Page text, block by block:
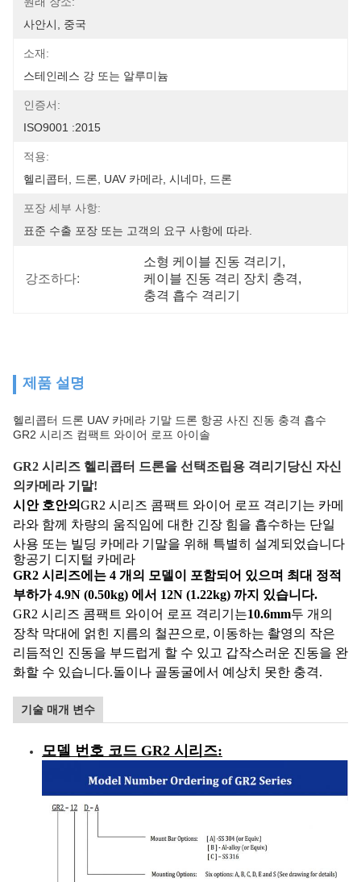
사안시, 중국
소재:
스테인레스 강 또는 알루미늄
인증서:
ISO9001 :2015
적용:
헬리콥터, 드론, UAV 카메라, 시네마, 드론
포장 세부 사항:
표준 수출 포장 또는 고객의 요구 사항에 따라.
강조하다:
소형 케이블 진동 격리기 ,
케이블 진동 격리 장치 충격,
충격 흡수 격리기
제품 설명
헬리콥터 드론 UAV 카메라 기말 드론 항공 사진 진동 충격 흡수
GR2 시리즈 컴팩트 와이어 로프 아이솔
GR2 시리즈 헬리콥터 드론을 선택조립용 격리기 당신 자신
의 카메라 기말!
시안 호안의 GR2 시리즈 콤팩트 와이어 로프 격리기는 카메
라와 함께 차량의 움직임에 대한 긴장 힘을 흡수하는 단일
사용 또는 빌딩 카메라 기말을 위해 특별히 설계되었습니다
항공기 디지털 카메라
GR2 시리즈에는 4 개의 모델이 포함되어 있으며 최대 정적
부하가 4.9N (0.50kg) 에서 12N (1.22kg) 까지 있습니다.
GR2 시리즈 콤팩트 와이어 로프 격리기는10.6mm두 개의
장착 막대에 얽힌 지름의 철끈으로, 이동하는 촬영의 작은
리듬적인 진동을 부드럽게 할 수 있고 갑작스러운 진동을 완
화할 수 있습니다.돌이나 골동굴에서 예상치 못한 충격.
기술 매개 변수
모델 번호 코드 GR2 시리즈: